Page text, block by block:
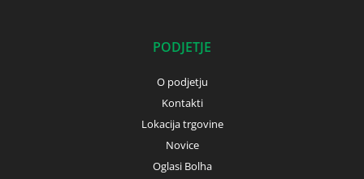
PODJETJE
O podjetju
Kontakti
Lokacija trgovine
Novice
Oglasi Bolha